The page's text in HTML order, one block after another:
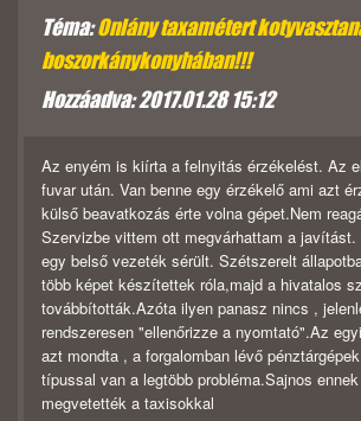
Téma:Onlány taxamétert
boszorkánykonyhában!!!
Hozzáadva: 2017.01.28 15:12
Az enyém is kiírta a felnyitás érzékelést. Az
fuvar után. Van benne egy érzékelő ami azt
külső beavatkozás érte volna gépet.Nem
Szervizbe vittem ott megvárhattam a
egy belső vezeték sérült. Szétszerelt
több képet készítettek róla,majd a hivatalos
továbbították.Azóta ilyen panasz nincs ,
rendszeresen "ellenőrizze a nyomtató".Az
azt mondta , a forgalomban lévő
típussal van a legtöbb probléma.Sajnos
megvetették a taxisokkal